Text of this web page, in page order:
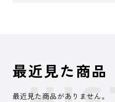
最近見た商品
最近見た商品がありません。